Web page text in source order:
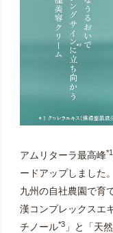
アムリターラ最高峰*1
ードアップしました。
九州の自社農園で育
漢コンプレックスエ
チノール*3」と「天